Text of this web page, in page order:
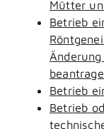
Mütter
Betrieb
Betrieb
Betrieb